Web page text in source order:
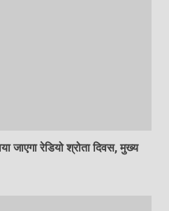
जाएगा रेडियो श्रोता दिवस, मुख्य